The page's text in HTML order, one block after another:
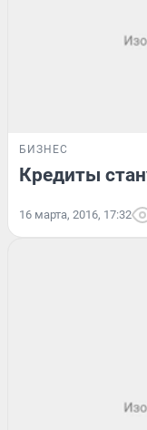
БИЗНЕС
Кредиты
16 марта, 2016, 17:32